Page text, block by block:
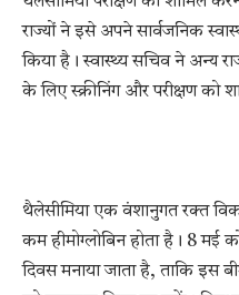
राज्यों ने इसे अपने सार्वजनिक
किया है। स्‍वास्‍थ्‍य सचिव ने अन्य
के लिए स्क्रीनिंग और परीक्षण को
थैलेसीमिया एक वंशानुगत रक्त
कम हीमोग्लोबिन होता है। 8 मई को
दिवस मनाया जाता है, ताकि इस